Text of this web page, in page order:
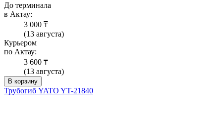
До терминала
в Актау:
3 000 ₸
(13 августа)
Курьером
по Актау:
3 600 ₸
(13 августа)
В корзину
Трубогиб YATO YT-21840